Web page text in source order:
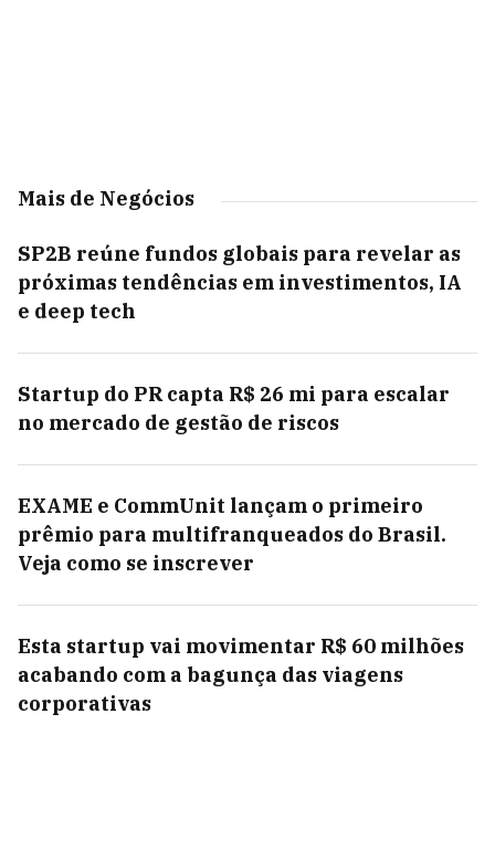
Mais de Negócios
SP2B reúne fundos globais para revelar as
próximas tendências em investimentos, IA
e deep tech
Startup do PR capta R$ 26 mi para escalar
no mercado de gestão de riscos
EXAME e CommUnit lançam o primeiro
prêmio para multifranqueados do Brasil.
Veja como se inscrever
Esta startup vai movimentar R$ 60 milhões
acabando com a bagunça das viagens
corporativas